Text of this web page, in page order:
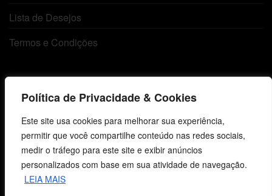
Política de Privacidade & Cookies
Este site usa cookies para melhorar sua experiência,
permitir que você compartilhe conteúdo nas redes sociais,
medir o tráfego para este site e exibir anúncios
personalizados com base em sua atividade de navegação.
LEIA MAIS
Lista de Desejos
Termos e Condições
São Leopoldo, RS, Brasil
Fale Conosco